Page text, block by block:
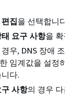
편집을 선택합니
요구 사항을
경우, DNS 장애
임계값을 설정
다.
사항의 경우